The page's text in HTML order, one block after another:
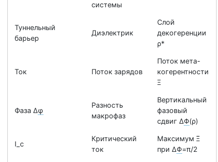
системы
Туннельный
барьер
Диэлектрик
Слой
декогеренции
ρ*
Ток Поток зарядов
Поток мета-
когерентности
Ξ
Фаза Δφ
Разность
макрофаз
Вертикальный
фазовый
сдвиг ΔΦ(ρ)
I_c
Критический
ток
Максимум Ξ̇
при ΔΦ=π/2